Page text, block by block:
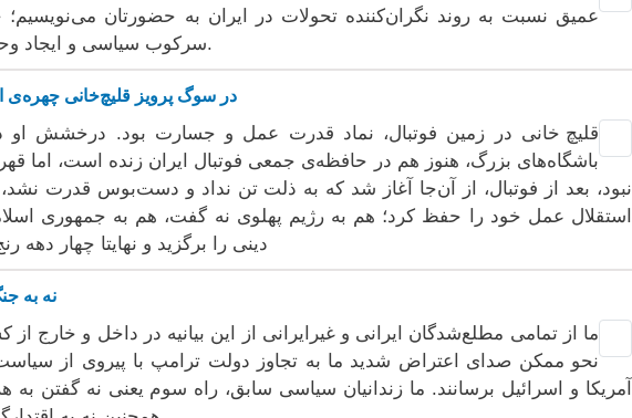
عمیق نسبت به روند نگران‌کننده تحولات در ایران به حضورتان می‌نویسیم؛
سرکوب سیاسی و ایجاد وحشت حکومتی تبدیل شده است.
در سوگ پرویز قلیچ‌خانی چهره‌ی
قلیچ‌ خانی در زمین فوتبال، نماد قدرت عمل و جسارت بود. درخشش او
باشگاه‌‌های بزرگ، هنوز هم در حافظه‌ی جمعی فوتبال ایران زنده است، اما
نبود، بعد از فوتبال، از آن‌جا آغاز شد که به ذلت تن نداد و دست‌بوس قدرت
استقلال عمل خود را حفظ کرد؛ هم به رژیم پهلوی نه گفت، هم به جمهوری
دینی را برگزید و نهایتا چهار دهه
نه به
ما از تمامی مطلع‌شدگان ایرانی و غیرایرانی از این بیانیه در داخل و خارج
نحو ممکن صدای اعتراض شدید ما به تجاوز دولت ترامپ با پیروی از
آمریکا و اسرائیل برسانند. ما زندانیان سیاسی سابق، راه سوم یعنی نه گفتن